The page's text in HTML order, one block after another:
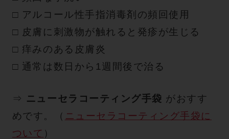
□ アルコール性手指消毒剤の頻回使用
□ 皮膚に刺激物が触れると発疹が生じる
□ 痒みのある皮膚炎
□ 通常は数日から1週間後で治る
⇒ ニューセラコーティング手袋 がおすす
めです。（ ニューセラコーティング手袋に
ついて ）